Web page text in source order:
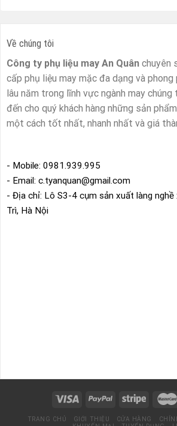
Về chúng tôi
Công ty phụ liệu may An Quân chuyên
cấp phụ liệu may mặc đa dạng và phong
lâu năm trong lĩnh vực ngành may
đến cho quý khách hàng những sản
một cách tốt nhất, nhanh nhất và giá
- Mobile: 0981.939.995
- Email: c.tyanquan@gmail.com
- Địa chỉ: Lô S3-4 cụm sản xuất làng nghề
Trì, Hà Nội
TRANG CHỦ GIỚI THIỆU CỬA HÀNG